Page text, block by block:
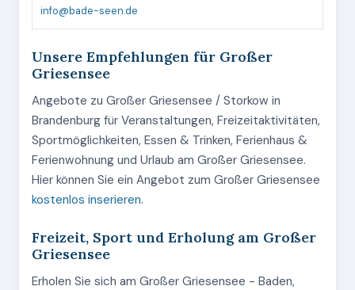
info@bade-seen.de
Unsere Empfehlungen für Großer
Griesensee
Angebote zu Großer Griesensee / Storkow in
Brandenburg für Veranstaltungen, Freizeitaktivitäten,
Sportmöglichkeiten, Essen & Trinken, Ferienhaus &
Ferienwohnung und Urlaub am Großer Griesensee.
Hier können Sie ein Angebot zum Großer Griesensee
kostenlos inserieren.
Freizeit, Sport und Erholung am Großer
Griesensee
Erholen Sie sich am Großer Griesensee - Baden,